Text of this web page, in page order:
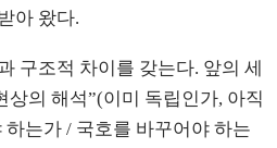
아 왔다.
구조적 차이를 갖는다. 앞의 세
상의 해석”(이미 독립인가, 아직
는가 / 국호를 바꾸어야 하는